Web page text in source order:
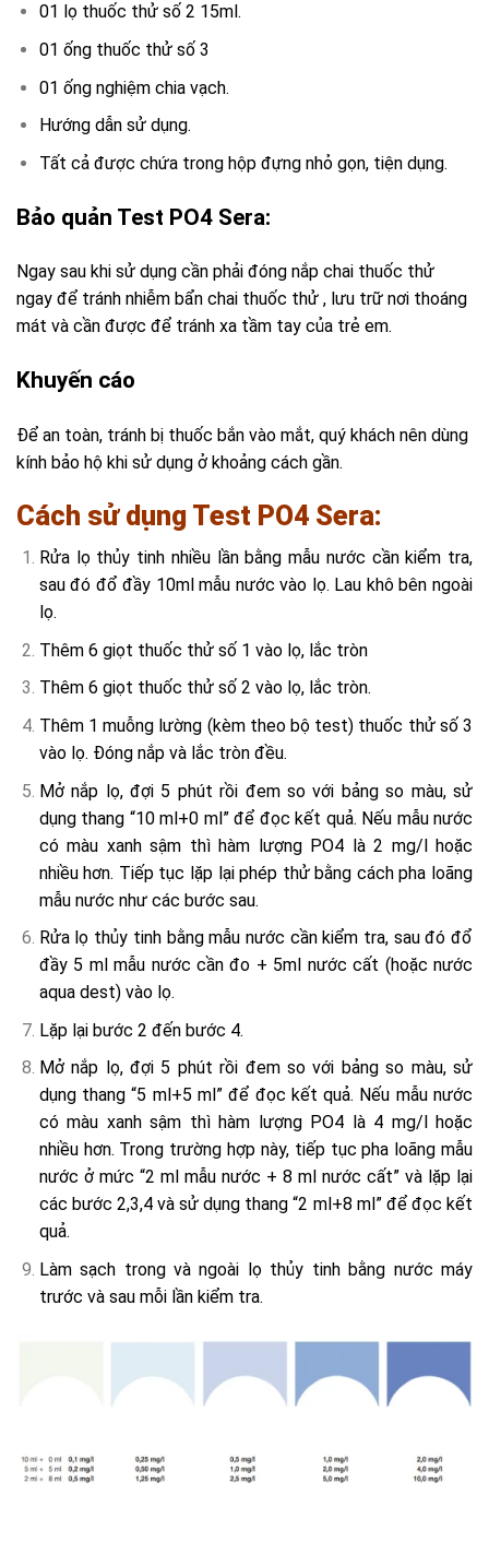
01 lọ thuốc thử số 2 15ml.
01 ống thuốc thử số 3
01 ống nghiệm chia vạch.
Hướng dẫn sử dụng.
Tất cả được chứa trong hộp đựng nhỏ gọn, tiện dụng.
Bảo quản Test PO4 Sera:
Ngay sau khi sử dụng cần phải đóng nắp chai thuốc thử
ngay để tránh nhiễm bẩn chai thuốc thử , lưu trữ nơi thoáng
mát và cần được để tránh xa tầm tay của trẻ em.
Khuyến cáo
Để an toàn, tránh bị thuốc bắn vào mắt, quý khách nên dùng
kính bảo hộ khi sử dụng ở khoảng cách gần.
Cách sử dụng Test PO4 Sera:
Rửa lọ thủy tinh nhiều lần bằng mẫu nước cần kiểm tra,
sau đó đổ đầy 10ml mẫu nước vào lọ. Lau khô bên ngoài
lọ.
Thêm 6 giọt thuốc thử số 1 vào lọ, lắc tròn
Thêm 6 giọt thuốc thử số 2 vào lọ, lắc tròn.
Thêm 1 muỗng lường (kèm theo bộ test) thuốc thử số 3
vào lọ. Đóng nắp và lắc tròn đều.
Mở nắp lọ, đợi 5 phút rồi đem so với bảng so màu, sử
dụng thang “10 ml+0 ml” để đọc kết quả. Nếu mẫu nước
có màu xanh sậm thì hàm lượng PO4 là 2 mg/l hoặc
nhiều hơn. Tiếp tục lặp lại phép thử bằng cách pha loãng
mẫu nước như các bước sau.
Rửa lọ thủy tinh bằng mẫu nước cần kiểm tra, sau đó đổ
đầy 5 ml mẫu nước cần đo + 5ml nước cất (hoặc nước
aqua dest) vào lọ.
Lặp lại bước 2 đến bước 4.
Mở nắp lọ, đợi 5 phút rồi đem so với bảng so màu, sử
dụng thang “5 ml+5 ml” để đọc kết quả. Nếu mẫu nước
có màu xanh sậm thì hàm lượng PO4 là 4 mg/l hoặc
nhiều hơn. Trong trường hợp này, tiếp tục pha loãng mẫu
nước ở mức “2 ml mẫu nước + 8 ml nước cất” và lặp lại
các bước 2,3,4 và sử dụng thang “2 ml+8 ml” để đọc kết
quả.
Làm sạch trong và ngoài lọ thủy tinh bằng nước máy
trước và sau mỗi lần kiểm tra.